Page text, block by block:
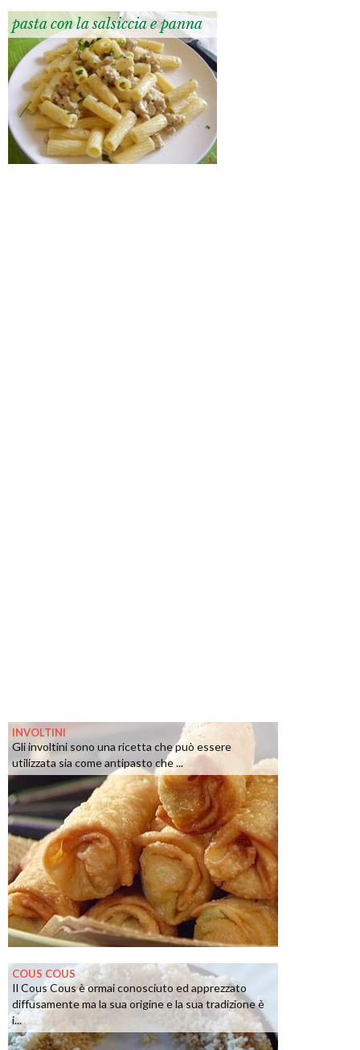
pasta con la salsiccia e panna
INVOLTINI
Gli involtini sono una ricetta che può essere
utilizzata sia come antipasto che ...
COUS COUS
Il Cous Cous è ormai conosciuto ed apprezzato
diffusamente ma la sua origine e la sua tradizione è
i...